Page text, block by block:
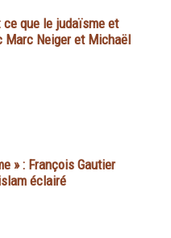
ce que le judaïsme et
Marc Neiger et Michaël
» : François Gautier
éclairé